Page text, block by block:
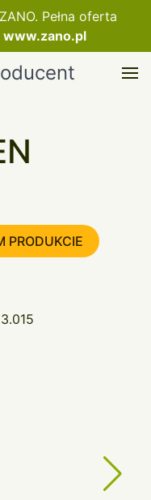
Pełna oferta
www.zano.pl
PRODUKCIE